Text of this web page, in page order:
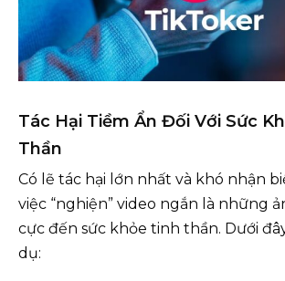
Tác Hại Tiềm Ẩn Đối Với Sức
Thần
Có lẽ tác hại lớn nhất và khó nhận
việc “nghiện” video ngắn là những
cực đến sức khỏe tinh thần. Dưới
dụ: